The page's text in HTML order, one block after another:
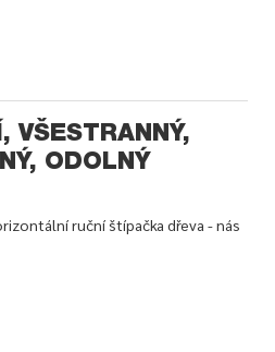
VŠESTRANNÝ,
ODOLNÝ